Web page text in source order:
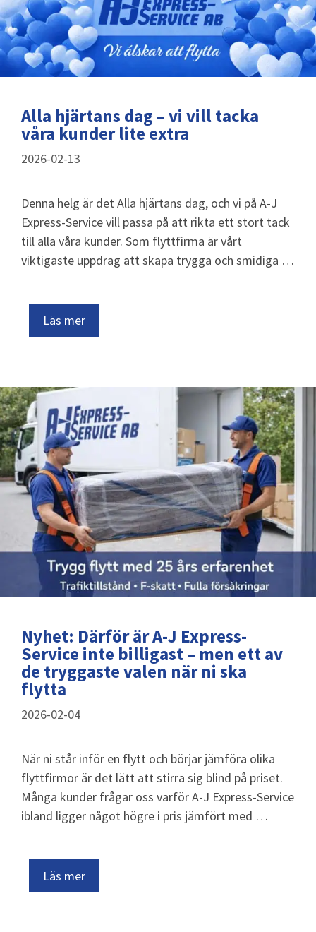
Alla hjärtans dag – vi vill tacka
våra kunder lite extra
2026-02-13
Denna helg är det Alla hjärtans dag, och vi på A-J
Express-Service vill passa på att rikta ett stort tack
till alla våra kunder. Som flyttfirma är vårt
viktigaste uppdrag att skapa trygga och smidiga …
Läs mer
Nyhet: Därför är A-J Express-
Service inte billigast – men ett av
de tryggaste valen när ni ska
flytta
2026-02-04
När ni står inför en flytt och börjar jämföra olika
flyttfirmor är det lätt att stirra sig blind på priset.
Många kunder frågar oss varför A-J Express-Service
ibland ligger något högre i pris jämfört med …
Läs mer